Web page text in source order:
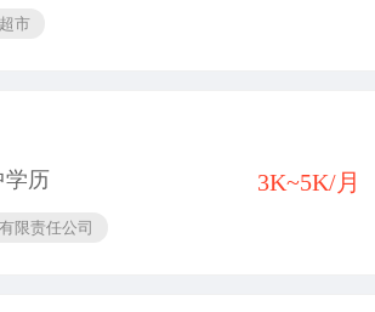
市
学历
限责任公司
3K~5K/月